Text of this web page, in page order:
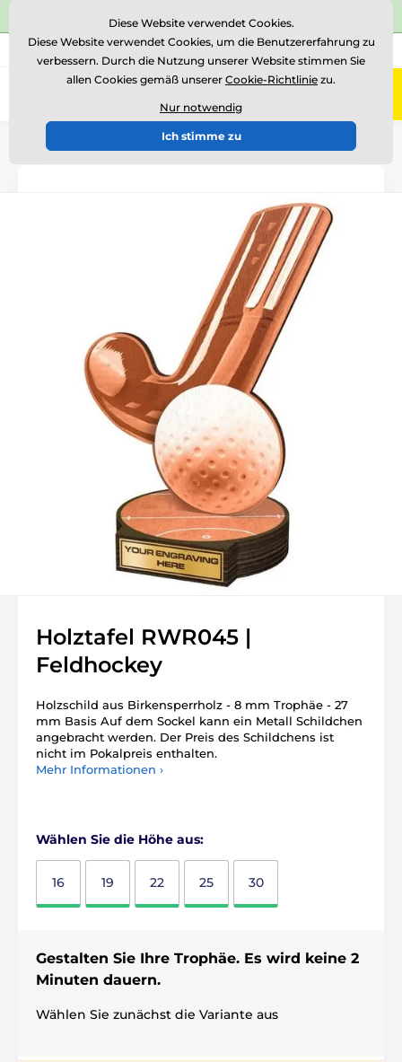
⭐Siehe 504 verifizierte Bewertungen auf
Rufen Sie uns an (Mo-Fr 15-18) +43 676 361 37 22
0
Einführung Holztrophäen RW
Holztafel RWR045 |
Feldhockey
Holzschild aus Birkensperrholz - 8 mm Trophäe - 27
mm Basis Auf dem Sockel kann ein Metall Schildchen
angebracht werden. Der Preis des Schildchens ist
nicht im Pokalpreis enthalten.
Mehr Informationen ›
Wählen Sie die Höhe aus:
16 19 22 25 30
Gestalten Sie Ihre Trophäe. Es wird keine 2
Minuten dauern.
Wählen Sie zunächst die Variante aus
Diese Website verwendet Cookies.
Diese Website verwendet Cookies, um die Benutzererfahrung zu
verbessern. Durch die Nutzung unserer Website stimmen Sie
allen Cookies gemäß unserer Cookie-Richtlinie zu.
Nur notwendig
Ich stimme zu